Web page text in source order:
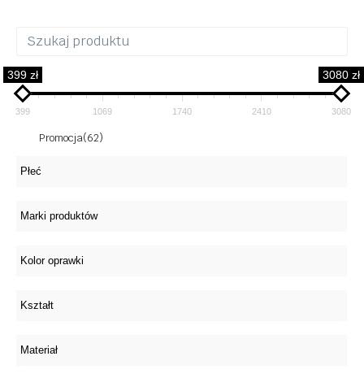
399 zł 3080 zł
399 1069 1740 2410 3080
Promocja(62)